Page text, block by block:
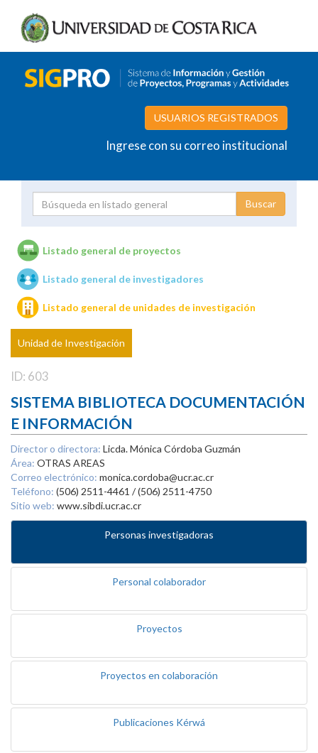
USUARIOS REGISTRADOS
Ingrese con su correo institucional
Unidades de investigación
Listado general de proyectos
Listado general de investigadores
Listado general de unidades de investigación
Unidad de Investigación
ID: 603
SISTEMA BIBLIOTECA DOCUMENTACIÓN
E INFORMACIÓN
Director o directora: Licda. Mónica Córdoba Guzmán
Área: OTRAS AREAS
Correo electrónico: monica.cordoba@ucr.ac.cr
Teléfono: (506) 2511-4461 / (506) 2511-4750
Sitio web: www.sibdi.ucr.ac.cr
Personas investigadoras
Personal colaborador
Proyectos
Proyectos en colaboración
Publicaciones Kérwá